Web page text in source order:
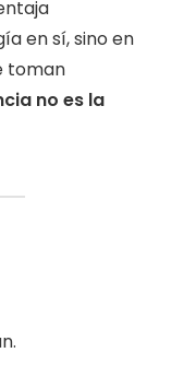
en sí, sino en
toman
no es la